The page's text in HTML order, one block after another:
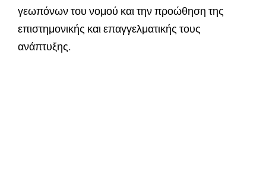
γεωπόνων του νομού και την προώθηση της
επιστημονικής και επαγγελματικής τους
ανάπτυξης.